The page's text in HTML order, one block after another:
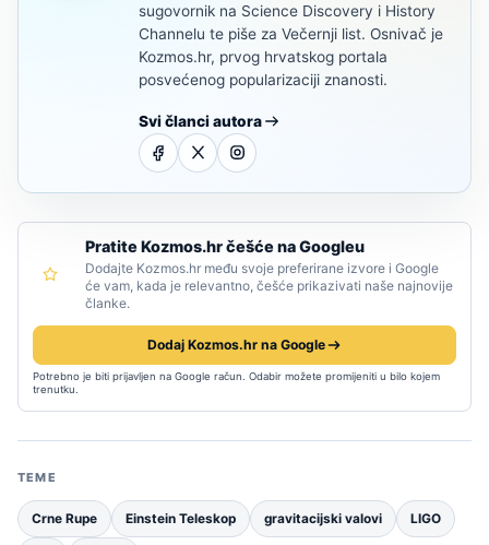
sugovornik na Science Discovery i History
Channelu te piše za Večernji list. Osnivač je
Kozmos.hr, prvog hrvatskog portala
posvećenog popularizaciji znanosti.
Svi članci autora
Pratite Kozmos.hr češće na Googleu
Dodajte Kozmos.hr među svoje preferirane izvore i Google
će vam, kada je relevantno, češće prikazivati naše najnovije
članke.
Dodaj Kozmos.hr na Google
Potrebno je biti prijavljen na Google račun. Odabir možete promijeniti u bilo kojem
trenutku.
TEME
Crne Rupe Einstein Teleskop gravitacijski valovi LIGO